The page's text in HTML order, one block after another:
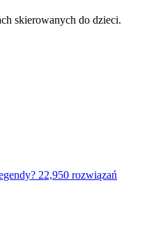
skierowanych do dzieci.
22,950 rozwiązań